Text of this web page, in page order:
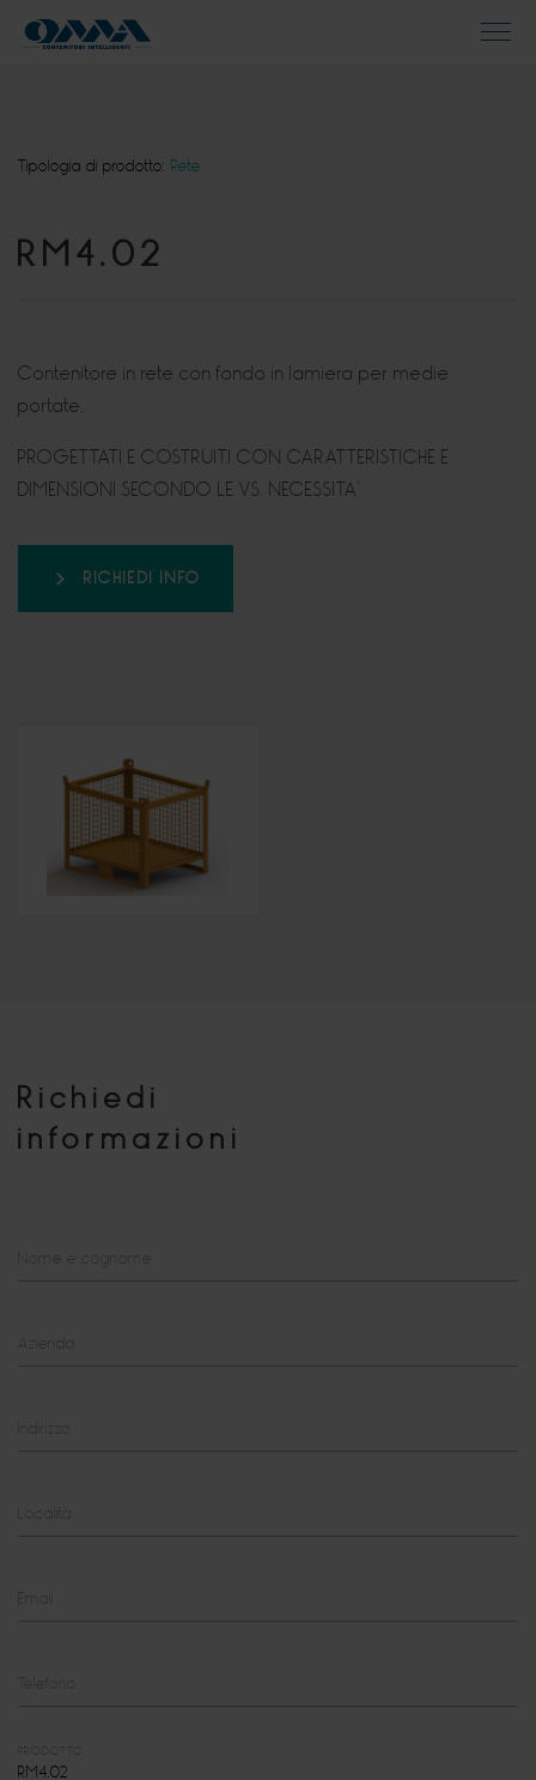
Tipologia di prodotto: Rete
RM4.02
Contenitore in rete con fondo in lamiera per medie
portate.
PROGETTATI E COSTRUITI CON CARATTERISTICHE E
DIMENSIONI SECONDO LE VS. NECESSITA’
RICHIEDI INFO
Richiedi
informazioni